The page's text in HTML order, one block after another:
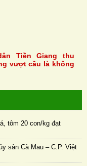
Tiền Giang thu
vượt cầu là không
tôm 20 con/kg đạt
sản Cà Mau – C.P. Việt